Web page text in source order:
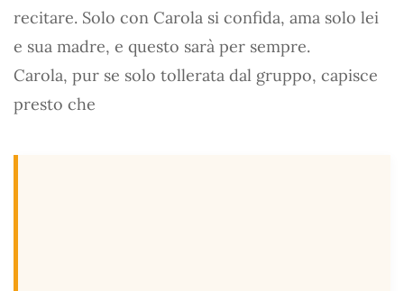
recitare. Solo con Carola si confida, ama solo lei
e sua madre, e questo sarà per sempre.
Carola, pur se solo tollerata dal gruppo, capisce
presto che